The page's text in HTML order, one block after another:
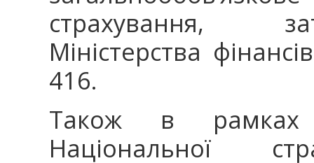
страхування,
Міністерства
416.
Також в рамках
Національної